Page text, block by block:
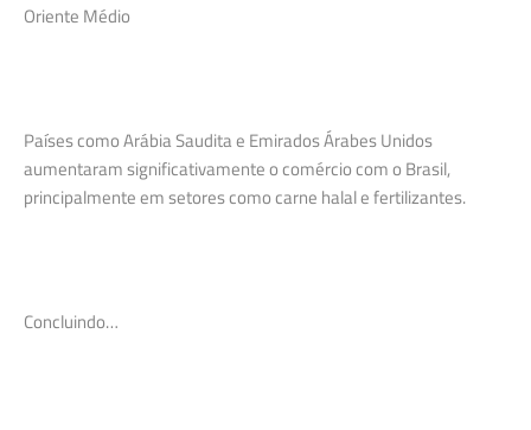
Oriente Médio
Países como Arábia Saudita e Emirados Árabes Unidos
aumentaram significativamente o comércio com o Brasil,
principalmente em setores como carne halal e fertilizantes.
Concluindo…